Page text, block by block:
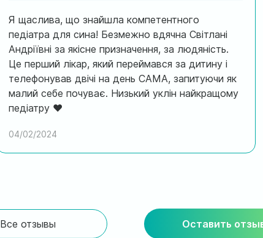
Я щаслива, що знайшла компетентного
педіатра для сина! Безмежно вдячна Світлані
Андріївні за якісне призначення, за людяність.
Це перший лікар, який переймався за дитину і
телефонував двічі на день САМА, запитуючи як
малий себе почуває. Низький уклін найкращому
педіатру ❤️
04/02/2024
Все отзывы Оставить